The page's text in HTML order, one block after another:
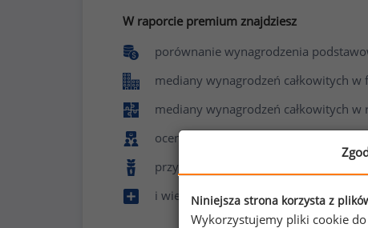
W raporcie premium znajdziesz
porównanie wynagrodzenia
mediany wynagrodzeń całkowitych
mediany wynagrodzeń całkowitych
ocenę poziomu zadowolenia z pracy i
przyznawane benefity
i wiele innychNiniejsza strona korzysta z
Wykorzystujemy pliki cookie